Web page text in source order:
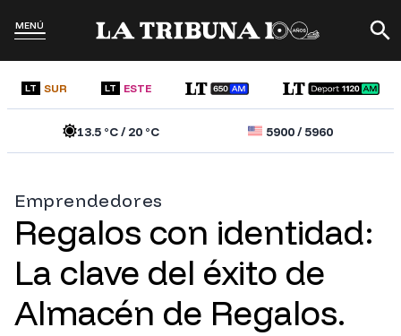
MENÚ
LT SUR LT ESTE
13.5 °C /20 °C 5900/5960
Emprendedores
Regalos con identidad:
La clave del éxito de
Almacén de Regalos.